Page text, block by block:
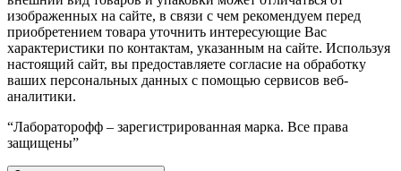
изображенных на сайте, в связи с чем рекомендуем перед
приобретением товара уточнить интересующие Вас
характеристики по контактам, указанным на сайте. Используя
настоящий сайт, вы предоставляете согласие на обработку
ваших персональных данных с помощью сервисов веб-
аналитики.
“Лабораторофф – зарегистрированная марка. Все права
защищены”